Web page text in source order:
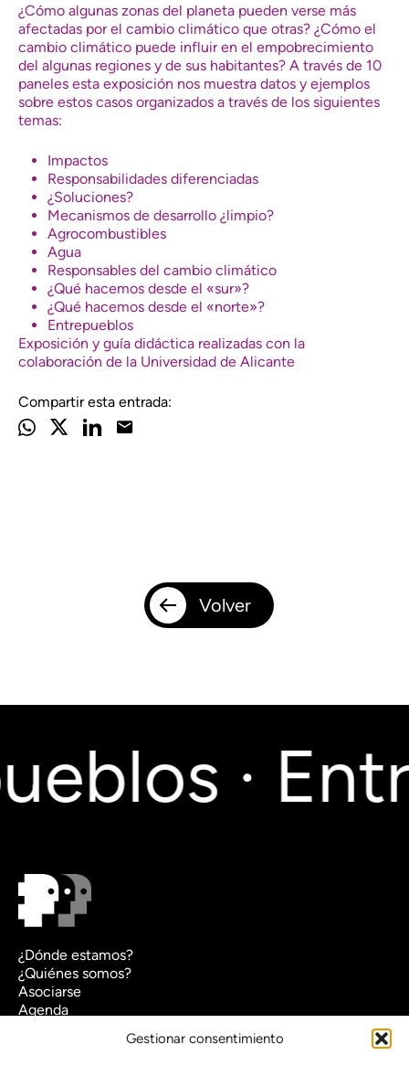
Gestionar consentimiento
¿Cómo algunas zonas del planeta pueden verse más
afectadas por el cambio climático que otras? ¿Cómo el
cambio climático puede influir en el empobrecimiento
del algunas regiones y de sus habitantes? A través de 10
paneles esta exposición nos muestra datos y ejemplos
sobre estos casos organizados a través de los siguientes
temas:
Impactos
Responsabilidades diferenciadas
¿Soluciones?
Mecanismos de desarrollo ¿limpio?
Agrocombustibles
Agua
Responsables del cambio climático
¿Qué hacemos desde el «sur»?
¿Qué hacemos desde el «norte»?
Entrepueblos
Exposición y guía didáctica realizadas con la
colaboración de la Universidad de Alicante
Compartir esta entrada:
Volver
·
¿Dónde estamos?
¿Quiénes somos?
Asociarse
Agenda